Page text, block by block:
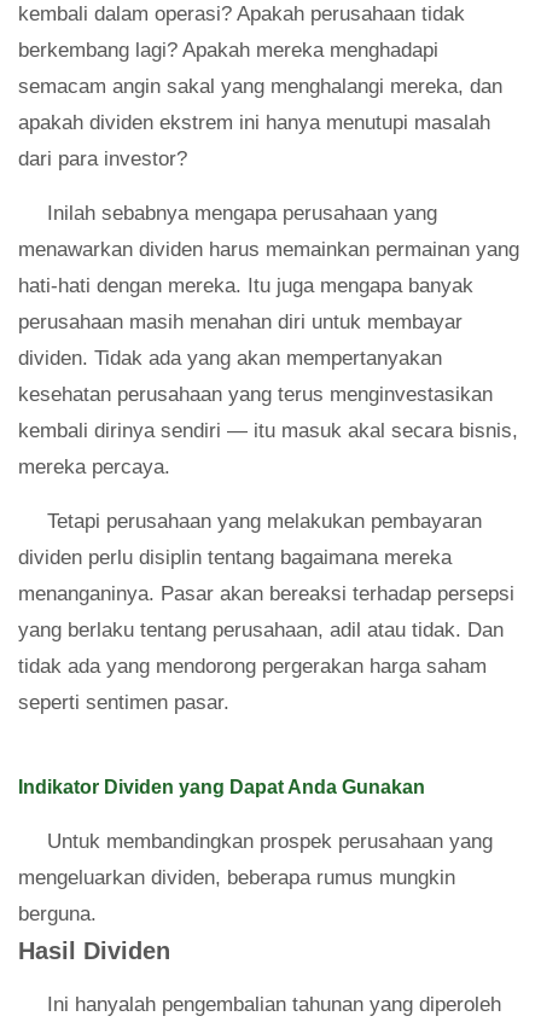
kembali dalam operasi? Apakah perusahaan tidak
berkembang lagi? Apakah mereka menghadapi
semacam angin sakal yang menghalangi mereka, dan
apakah dividen ekstrem ini hanya menutupi masalah
dari para investor?
Inilah sebabnya mengapa perusahaan yang
menawarkan dividen harus memainkan permainan yang
hati-hati dengan mereka. Itu juga mengapa banyak
perusahaan masih menahan diri untuk membayar
dividen. Tidak ada yang akan mempertanyakan
kesehatan perusahaan yang terus menginvestasikan
kembali dirinya sendiri — itu masuk akal secara bisnis,
mereka percaya.
Tetapi perusahaan yang melakukan pembayaran
dividen perlu disiplin tentang bagaimana mereka
menanganinya. Pasar akan bereaksi terhadap persepsi
yang berlaku tentang perusahaan, adil atau tidak. Dan
tidak ada yang mendorong pergerakan harga saham
seperti sentimen pasar.
Indikator Dividen yang Dapat Anda Gunakan
Untuk membandingkan prospek perusahaan yang
mengeluarkan dividen, beberapa rumus mungkin
berguna.
Hasil Dividen
Ini hanyalah pengembalian tahunan yang diperoleh